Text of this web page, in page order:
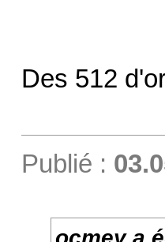
Des 512
Publié :